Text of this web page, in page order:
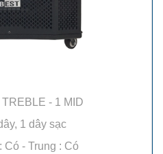
- 1 MID
1 dây sạc
Có - Trung : Có